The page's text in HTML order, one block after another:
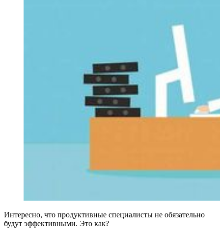
Интересно, что продуктивные специалисты не обязательно
будут эффективными. Это как?